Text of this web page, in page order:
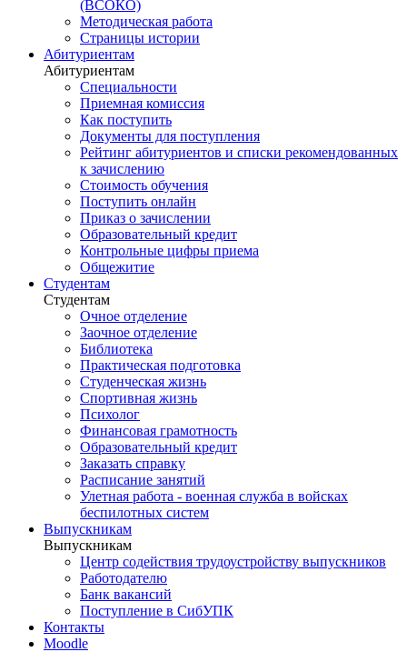
(ВСОКО)
Методическая работа
Страницы истории
Абитуриентам
Абитуриентам
Специальности
Приемная комиссия
Как поступить
Документы для поступления
Рейтинг абитуриентов и списки рекомендованных
к зачислению
Стоимость обучения
Поступить онлайн
Приказ о зачислении
Образовательный кредит
Контрольные цифры приема
Общежитие
Студентам
Студентам
Очное отделение
Заочное отделение
Библиотека
Практическая подготовка
Студенческая жизнь
Спортивная жизнь
Психолог
Финансовая грамотность
Образовательный кредит
Заказать справку
Расписание занятий
Улетная работа - военная служба в войсках
беспилотных систем
Выпускникам
Выпускникам
Центр содействия трудоустройству выпускников
Работодателю
Банк вакансий
Поступление в СибУПК
Контакты
Moodle